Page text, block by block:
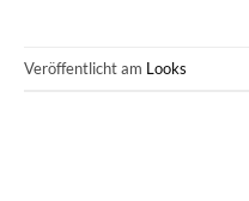
Veröffentlicht am Looks